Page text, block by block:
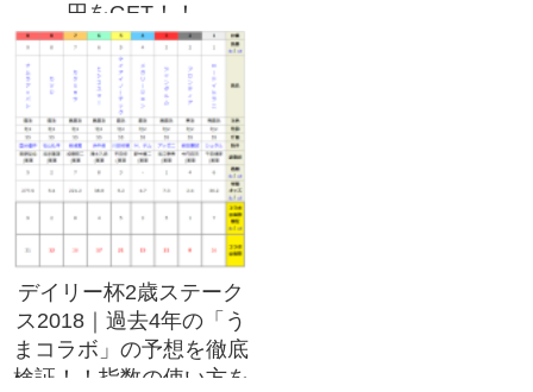
円をGET！！
デイリー杯2歳ステーク
ス2018｜過去4年の「う
まコラボ」の予想を徹底
検証！！指数の使い方を